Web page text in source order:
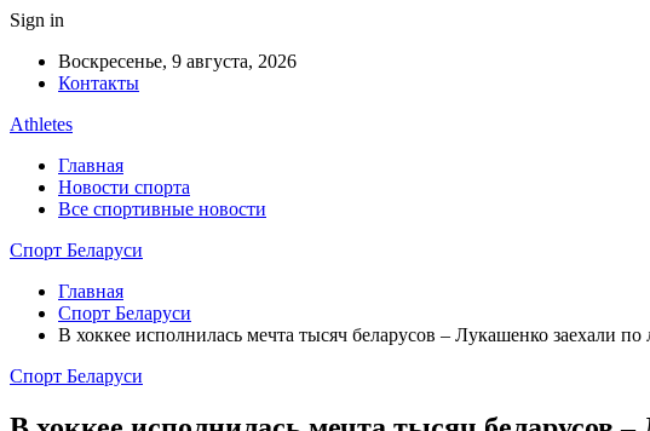
Sign in
Воскресенье, 9 августа, 2026
Контакты
Athletes
Главная
Новости спорта
Все спортивные новости
Спорт Беларуси
Главная
Спорт Беларуси
В хоккее исполнилась мечта тысяч беларусов – Лукашенко заехали по
Спорт Беларуси